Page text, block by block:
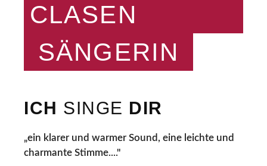
CLASEN
SÄNGERIN
ICH SINGE DIR
„ein klarer und warmer Sound, eine leichte und
charmante Stimme...."